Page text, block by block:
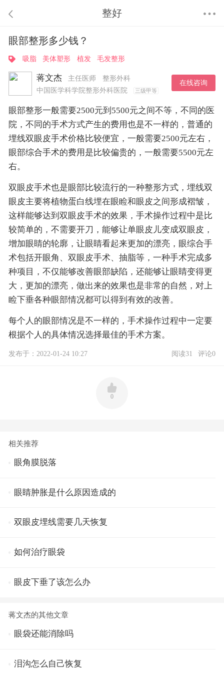
整好
眼部整形多少钱？
吸脂 美体塑形 植发 毛发整形
蒋文杰 主任医师
整形外科
中国医学科学院整形外科医院
三级甲等
在线咨询
眼部整形一般需要2500元到5500元之间不等，不同的医
院，不同的手术方式产生的费用也是不一样的，普通的
埋线双眼皮手术价格比较便宜，一般需要2500元左右，
眼部综合手术的费用是比较偏贵的，一般需要5500元左
右。
双眼皮手术也是眼部比较流行的一种整形方式，埋线双
眼皮主要将植物蛋白线埋在眼睑和眼皮之间形成褶皱，
这样能够达到双眼皮手术的效果，手术操作过程中是比
较简单的，不需要开刀，能够让单眼皮儿变成双眼皮，
增加眼睛的轮廓，让眼睛看起来更加的漂亮，眼综合手
术包括开眼角、双眼皮手术、抽脂等，一种手术完成多
种项目，不仅能够改善眼部缺陷，还能够让眼睛变得更
大，更加的漂亮，做出来的效果也是非常的自然，对上
睑下垂各种眼部情况都可以得到有效的改善。
每个人的眼部情况是不一样的，手术操作过程中一定要
根据个人的具体情况选择最佳的手术方案。
发布于：2022-01-24 10:27 阅读31 评论0
0
相关推荐
眼角膜脱落
眼睛肿胀是什么原因造成的
双眼皮埋线需要几天恢复
如何治疗眼袋
眼皮下垂了该怎么办
蒋文杰的其他文章
眼袋还能消除吗
泪沟怎么自己恢复